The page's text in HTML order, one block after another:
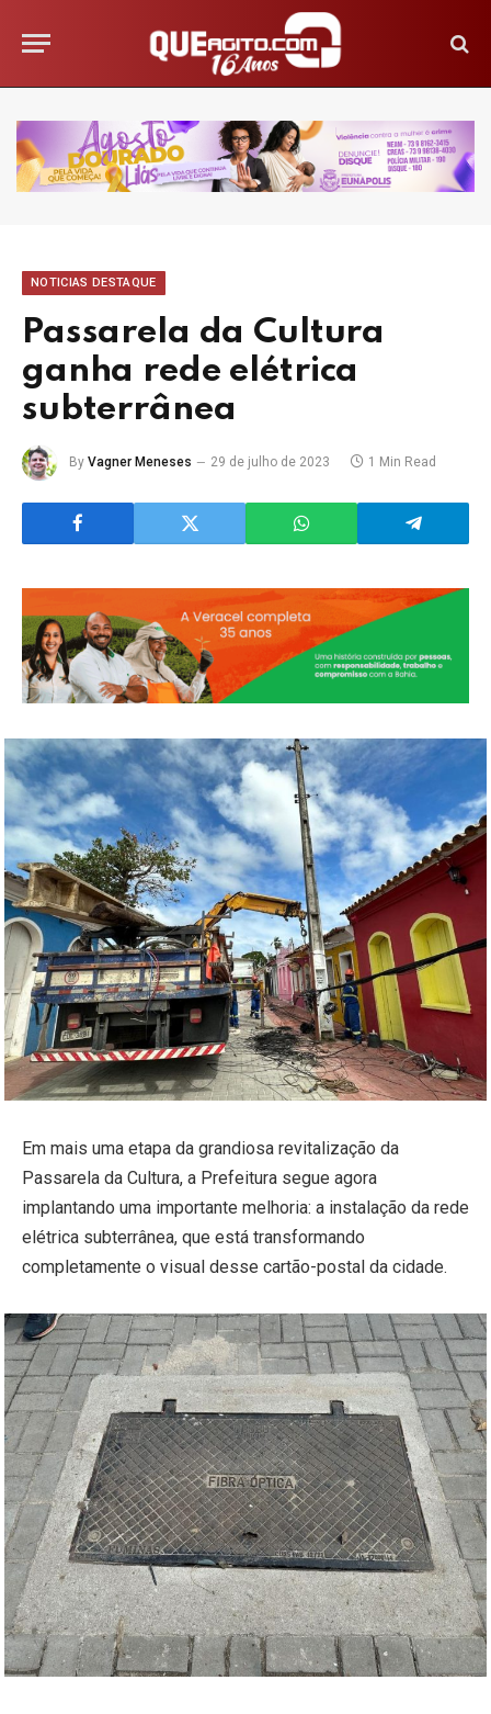
NOTICIAS DESTAQUE
Passarela da Cultura
ganha rede elétrica
subterrânea
By Vagner Meneses 29 de julho de 2023 1 Min Read
Em mais uma etapa da grandiosa revitalização da
Passarela da Cultura, a Prefeitura segue agora
implantando uma importante melhoria: a instalação da rede
elétrica subterrânea, que está transformando
completamente o visual desse cartão-postal da cidade.